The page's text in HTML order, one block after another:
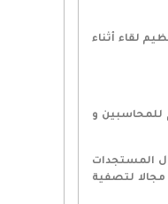
لقاء أثناء
للمحاسبين و
أعضاء الاتحاد – لحضور مؤتمر علمي بالقاهرة خلال موعد يحدد مستقبلا في شهر ابريل 1998، ويدور حول المستجدات
لتصفية